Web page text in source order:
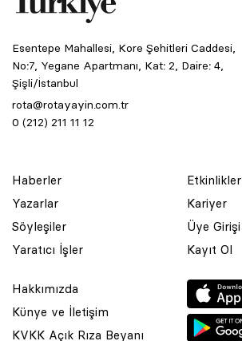
Esentepe Mahallesi, Kore Şehitleri Caddesi,
No:7, Yegane Apartmanı, Kat: 2, Daire: 4,
Şişli/İstanbul
rota@rotayayin.com.tr
0 (212) 211 11 12
Haberler
Yazarlar
Söyleşiler
Yaratıcı İşler
Etkinlikler
Kariyer
Üye Girişi
Kayıt Ol
Hakkımızda
Künye ve İletişim
KVKK Açık Rıza Beyanı